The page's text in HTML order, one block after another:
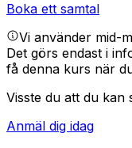
Boka ett samtal
Vi använder mid-
Det görs endast i
få denna kurs när
Visste du att du kan
Anmäl dig idag